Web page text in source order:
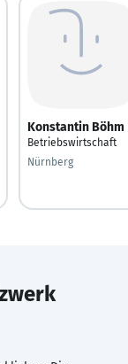
Konstantin Böhm
Betriebswirtschaft
Nürnberg